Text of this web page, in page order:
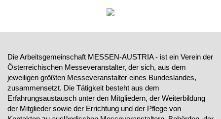
Die Arbeitsgemeinschaft MESSEN-AUSTRIA - ist ein Verein der
Österreichischen Messeveranstalter, der sich, aus dem
jeweiligen größten Messeveranstalter eines Bundeslandes,
zusammensetzt. Die Tätigkeit besteht aus dem
Erfahrungsaustausch unter den Mitgliedern, der Weiterbildung
der Mitglieder sowie der Errichtung und der Pflege von